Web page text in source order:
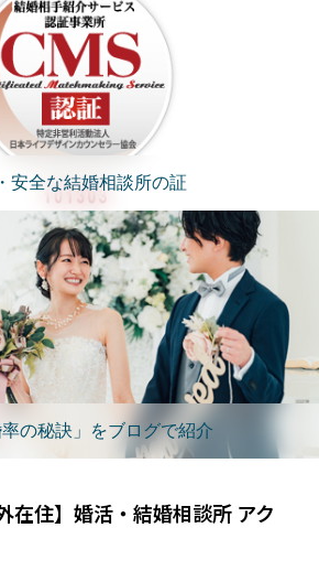
安全な結婚相談所の証
率の秘訣」をブログで紹介
在住】婚活・結婚相談所 アク